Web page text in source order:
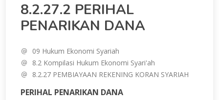
8.2.27.2 PERIHAL
PENARIKAN DANA
09 Hukum Ekonomi Syariah
8.2 Kompilasi Hukum Ekonomi Syari'ah
8.2.27 PEMBIAYAAN REKENING KORAN SYARIAH
PERIHAL PENARIKAN DANA